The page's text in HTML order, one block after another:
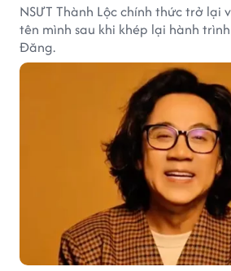
NSƯT Thành Lộc chính thức trở lại
tên mình sau khi khép lại hành
Đăng.